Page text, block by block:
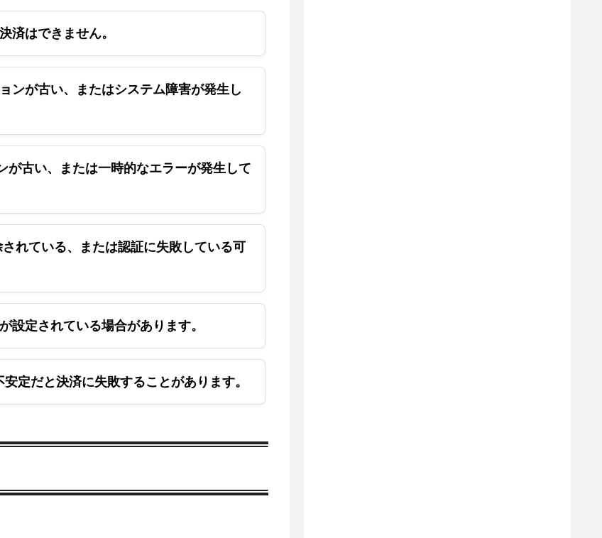
済はできません。
ンが古い、またはシステム障害が発生し
が古い、または一時的なエラーが発生して
れている、または認証に失敗している可
設定されている場合があります。
定だと決済に失敗することがあります。